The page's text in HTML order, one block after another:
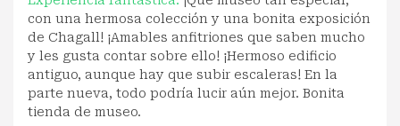
con una hermosa colección y una bonita exposición
de Chagall! ¡Amables anfitriones que saben mucho
y les gusta contar sobre ello! ¡Hermoso edificio
antiguo, aunque hay que subir escaleras! En la
parte nueva, todo podría lucir aún mejor. Bonita
tienda de museo.